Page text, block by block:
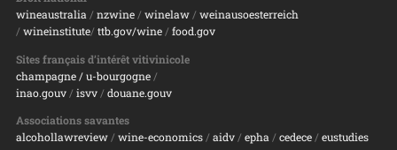
wineaustralia/ nzwine/ winelaw/ weinausoesterreich
/ wineinstitute/ ttb.gov/wine/ food.gov
Sites français d’intérêt vitivinicole
champagne/ u-bourgogne/
inao.gouv/ isvv/ douane.gouv
Associations savantes
alcohollawreview/ wine-economics/ aidv/ epha / cedece/ eustudies